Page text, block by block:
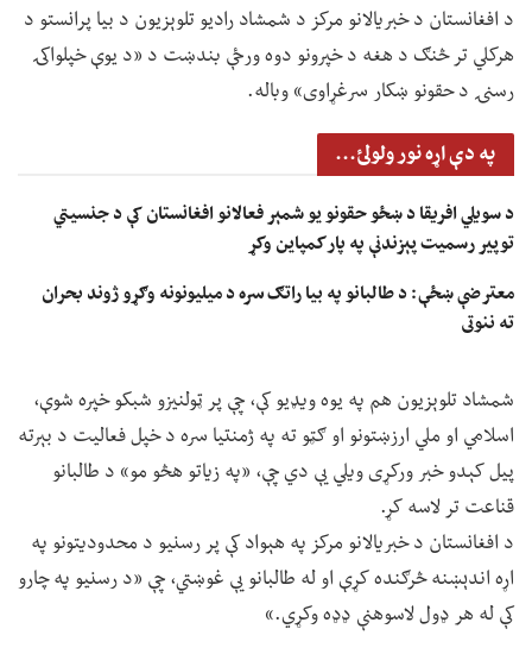
د افغانستان د خبریالانو مرکز د شمشاد رادیو تلوېزیون د بیا پرانستو د
هرکلي تر څنګ د هغه د خپرونو دوه ورځې بندښت د «د یوې خپلواکۍ
رسنۍ د حقونو ښکار سرغړاوی» وباله.
په دې اړه نور ولولئ...
د سویلي افریقا د ښځو حقونو یو شمېر فعالانو افغانستان کې د جنسیتي
توپیر رسمیت پېزندنې په پار کمپاین وکړ
معترضې ښځې: د طالبانو په بیا راتګ سره د میلیونونه وګړو ژوند بحران
ته ننوتی
شمشاد تلوېزیون هم په یوه ویډیو کې، چې پر ټولنیزو شبکو خپره شوې،
اسلامي او ملي ارزښتونو او ګټو ته په ژمنتیا سره د خپل فعالیت د بېرته
پیل کېدو خبر ورکړی ویلي یې دي چې، «په زیاتو هڅو مو» د طالبانو
قناعت تر لاسه کړ.
د افغانستان د خبریالانو مرکز په هېواد کې پر رسنیو د محدودیتونو په
اړه اندېښنه څرګنده کړې او له طالبانو یې غوښتي، چې «د رسنیو په چارو
کې له هر ډول لاسوهنې ډډه وکړي.»